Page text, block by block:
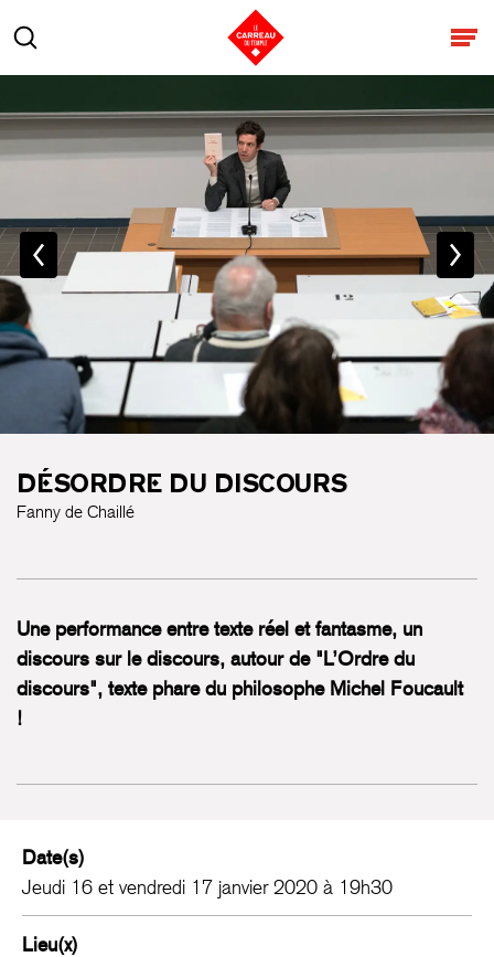
Rechercher
DÉSORDRE DU DISCOURS
Fanny de Chaillé
Une performance entre texte réel et fantasme, un
discours sur le discours, autour de "L’Ordre du
discours", texte phare du philosophe Michel Foucault
!
Date(s)
Jeudi 16 et vendredi 17 janvier 2020 à 19h30
Lieu(x)